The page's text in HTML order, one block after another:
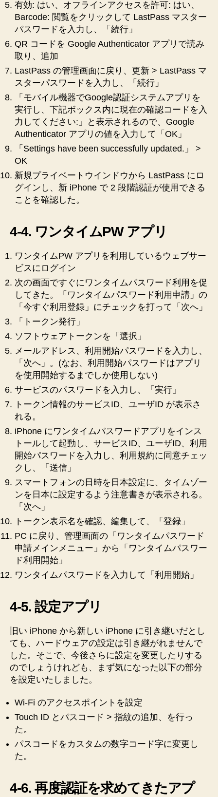
有効: はい、オフラインアクセスを許可: はい、
Barcode: 閲覧をクリックして LastPass マスター
パスワードを入力し、「続行」
QR コードを Google Authenticator アプリで読み
取り、追加
LastPass の管理画面に戻り、更新 > LastPass マ
スターパスワードを入力し、「続行」
「モバイル機器でGoogle認証システムアプリを
実行し、下記ボックス内に現在の確認コードを入
力してください:」と表示されるので、Google
Authenticator アプリの値を入力して「OK」
「Settings have been successfully updated.」 >
OK
新規プライベートウインドウから LastPass にロ
グインし、新 iPhone で 2 段階認証が使用できる
ことを確認した。
4-4. ワンタイムPW アプリ
ワンタイムPW アプリを利用しているウェブサー
ビスにログイン
次の画面ですぐにワンタイムパスワード利用を促
してきた。「ワンタイムパスワード利用申請」の
「今すぐ利用登録」にチェックを打って「次へ」
「トークン発行」
ソフトウェアトークンを「選択」
メールアドレス、利用開始パスワードを入力し、
「次へ」。(なお、利用開始パスワードはアプリ
を使用開始するまでしか使用しない)
サービスのパスワードを入力し、「実行」
トークン情報のサービスID、ユーザID が表示さ
れる。
iPhone にワンタイムパスワードアプリをインス
トールして起動し、サービスID、ユーザID、利用
開始パスワードを入力し、利用規約に同意チェッ
クし、「送信」
スマートフォンの日時を日本設定に、タイムゾー
ンを日本に設定するよう注意書きが表示される。
「次へ」
トークン表示名を確認、編集して、「登録」
PC に戻り、管理画面の「ワンタイムパスワード
申請メインメニュー」から「ワンタイムパスワー
ド利用開始」
ワンタイムパスワードを入力して「利用開始」
4-5. 設定アプリ
旧い iPhone から新しい iPhone に引き継いだとし
ても、ハードウェアの設定は引き継がれませんで
した。そこで、今後さらに設定を変更したりする
のでしょうけれども、まず気になった以下の部分
を設定いたしました。
Wi-Fi のアクセスポイントを設定
Touch ID とパスコード > 指紋の追加、を行っ
た。
パスコードをカスタムの数字コード字に変更し
た。
4-6. 再度認証を求めてきたアプ